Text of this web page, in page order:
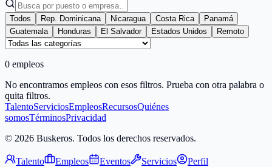
Todos Rep. Dominicana Nicaragua Costa Rica
Panamá
Guatemala
Honduras El Salvador Estados Unidos Remoto
0 empleos
No encontramos empleos con esos filtros. Prueba con otra palabra o
quita filtros.
TalentoServiciosEmpleosRecursosQuiénes
somosTérminosPrivacidad
© 2026 Buskeros. Todos los derechos reservados.
Talento Empleos Eventos Servicios Perfil